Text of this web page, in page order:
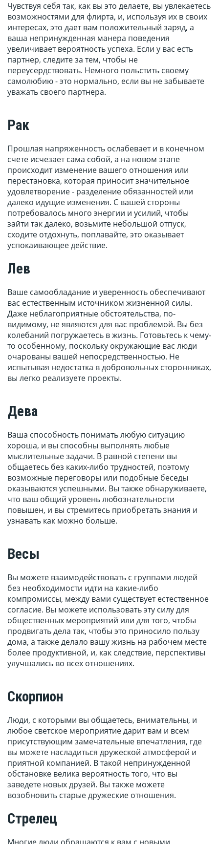
Чувствуя себя так, как вы это делаете, вы увлекаетесь
возможностями для флирта, и, используя их в своих
интересах, это дает вам положительный заряд, а
ваша непринужденная манера поведения
увеличивает вероятность успеха. Если у вас есть
партнер, следите за тем, чтобы не
переусердствовать. Немного польстить своему
самолюбию - это нормально, если вы не забываете
уважать своего партнера.
Рак
Прошлая напряженность ослабевает и в конечном
счете исчезает сама собой, а на новом этапе
происходит изменение вашего отношения или
перестановка, которая приносит значительное
удовлетворение - разделение обязанностей или
далеко идущие изменения. С вашей стороны
потребовалось много энергии и усилий, чтобы
зайти так далеко, возьмите небольшой отпуск,
сходите отдохнуть, поплавайте, это оказывает
успокаивающее действие.
Лев
Ваше самообладание и уверенность обеспечивают
вас естественным источником жизненной силы.
Даже неблагоприятные обстоятельства, по-
видимому, не являются для вас проблемой. Вы без
колебаний погружаетесь в жизнь. Готовьтесь к чему-
то особенному, поскольку окружающие вас люди
очарованы вашей непосредственностью. Не
испытывая недостатка в добровольных сторонниках,
вы легко реализуете проекты.
Дева
Ваша способность понимать любую ситуацию
хороша, и вы способны выполнять любые
мыслительные задачи. В равной степени вы
общаетесь без каких-либо трудностей, поэтому
возможные переговоры или подобные беседы
оказываются успешными. Вы также обнаруживаете,
что ваш общий уровень любознательности
повышен, и вы стремитесь приобретать знания и
узнавать как можно больше.
Весы
Вы можете взаимодействовать с группами людей
без необходимости идти на какие-либо
компромиссы, между вами существует естественное
согласие. Вы можете использовать эту силу для
общественных мероприятий или для того, чтобы
продвигать дела так, чтобы это приносило пользу
дома, а также делало вашу жизнь на рабочем месте
более продуктивной, и, как следствие, перспективы
улучшались во всех отношениях.
Скорпион
Люди, с которыми вы общаетесь, внимательны, и
любое светское мероприятие дарит вам и всем
присутствующим замечательные впечатления, где
вы можете насладиться дружеской атмосферой и
приятной компанией. В такой непринужденной
обстановке велика вероятность того, что вы
заведете новых друзей. Вы также можете
возобновить старые дружеские отношения.
Стрелец